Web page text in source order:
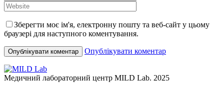
Зберегти моє ім'я, електронну пошту та веб-сайт у цьому
браузері для наступного коментування.
Опублікувати коментар
Медичний лабораторний центр MILD Lab. 2025